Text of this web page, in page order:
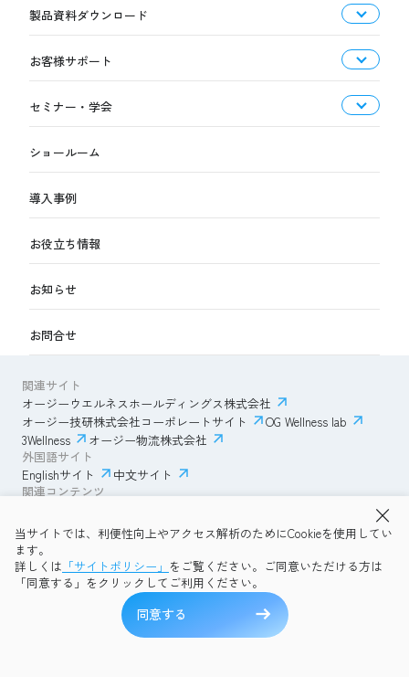
当サイトでは、利便性向上やアクセス解析のためにCookieを使用してい
ます。
詳しくは 「サイトポリシー」 をご覧ください。ご同意いただける方は
「同意する」をクリックしてご利用ください。
同意する
製品資料ダウンロード
お客様サポート
セミナー・学会
ショールーム
導入事例
お役立ち情報
お知らせ
お問合せ
関連サイト
オージーウエルネスホールディングス株式会社
オージー技研株式会社コーポレートサイト
OG Wellness lab
3Wellness
オージー物流株式会社
外国語サイト
Englishサイト
中文サイト
関連コンテンツ
透明性ガイドライン
プライバシーポリシー
OG Wellness会員規約
コミュニティガイドライン
サイトマップ
Copyright © 2026 OG Wellness Co., Ltd. All rights reserved.